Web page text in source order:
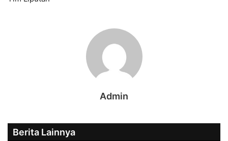
Admin
Berita Lainnya